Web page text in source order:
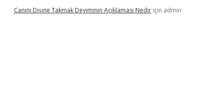
Canını Dişine Takmak Deyiminin Açıklaması Nedir için admin